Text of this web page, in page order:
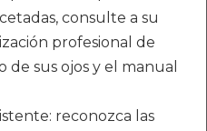
consulte a su
profesional de
sus ojos y el manual
reconozca las